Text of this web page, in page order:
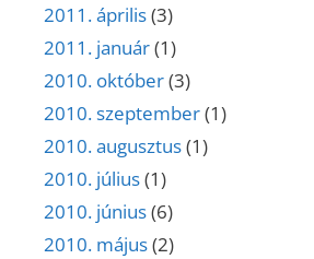
2011. április(3)
2011. január(1)
2010. október(3)
2010. szeptember(1)
2010. augusztus(1)
2010. július(1)
2010. június(6)
2010. május(2)